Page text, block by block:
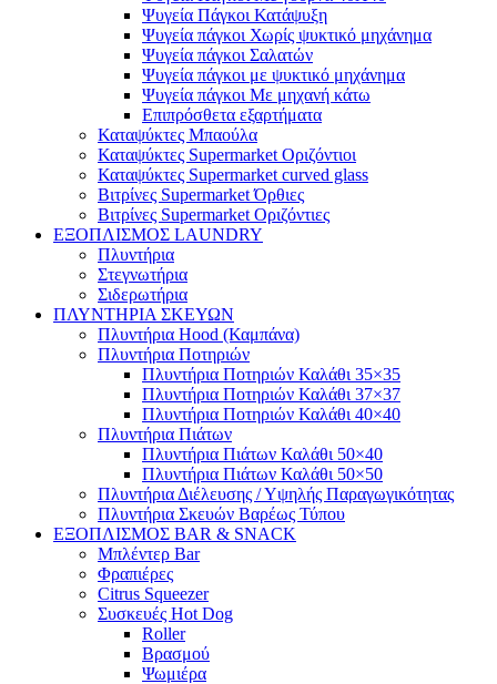
Ψυγεία Πάγκοι Κατάψυξη
Ψυγεία πάγκοι Χωρίς ψυκτικό μηχάνημα
Ψυγεία πάγκοι Σαλατών
Ψυγεία πάγκοι με ψυκτικό μηχάνημα
Ψυγεία πάγκοι Με μηχανή κάτω
Επιπρόσθετα εξαρτήματα
Καταψύκτες Μπαούλα
Καταψύκτες Supermarket Οριζόντιοι
Καταψύκτες Supermarket curved glass
Βιτρίνες Supermarket Όρθιες
Βιτρίνες Supermarket Οριζόντιες
ΕΞΟΠΛΙΣΜΟΣ LAUNDRY
Πλυντήρια
Στεγνωτήρια
Σιδερωτήρια
ΠΛΥΝΤΗΡΙΑ ΣΚΕΥΩΝ
Πλυντήρια Hood (Καμπάνα)
Πλυντήρια Ποτηριών
Πλυντήρια Ποτηριών Καλάθι 35×35
Πλυντήρια Ποτηριών Καλάθι 37×37
Πλυντήρια Ποτηριών Καλάθι 40×40
Πλυντήρια Πιάτων
Πλυντήρια Πιάτων Καλάθι 50×40
Πλυντήρια Πιάτων Καλάθι 50×50
Πλυντήρια Διέλευσης / Υψηλής Παραγωγικότητας
Πλυντήρια Σκευών Βαρέως Τύπου
ΕΞΟΠΛΙΣΜΟΣ BAR & SNACK
Μπλέντερ Bar
Φραπιέρες
Citrus Squeezer
Συσκευές Hot Dog
Roller
Βρασμού
Ψωμιέρα